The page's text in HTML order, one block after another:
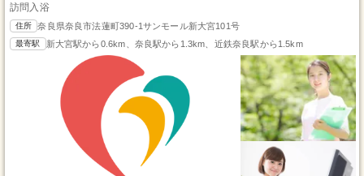
訪問入浴
住所 奈良県奈良市法蓮町390-1サンモール新大宮101号
最寄駅 新大宮駅から0.6km、奈良駅から1.3km、近鉄奈良駅から1.5km